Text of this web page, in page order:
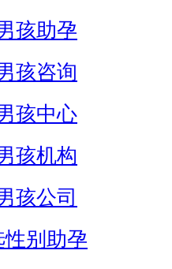
孩助孕
孩咨询
孩中心
孩机构
孩公司
性别助孕